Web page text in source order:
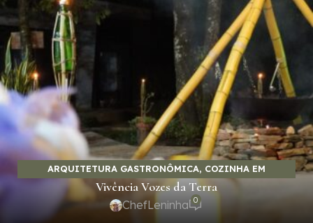
ARQUITETURA GASTRONÔMICA, COZINHA EM
MOVIMENTO
, CULTURA E LAZER , EMPREENDEDORISMO E
NEGÓCIOS,ENTRE PALCOS E HISTÓRIAS
Vivência Vozes da Terra
ChefLeninha 0